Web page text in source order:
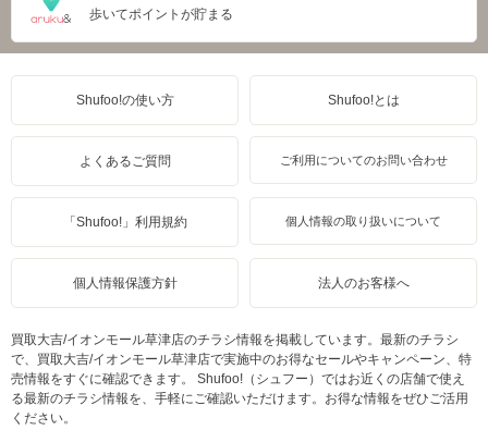
歩いてポイントが貯まる
Shufoo!の使い方 Shufoo!とは
よくあるご質問 ご利用についてのお問い合わせ
「Shufoo!」利用規約 個人情報の取り扱いについて
個人情報保護方針 法人のお客様へ
買取大吉/イオンモール草津店のチラシ情報を掲載しています。最新のチラシ
で、買取大吉/イオンモール草津店で実施中のお得なセールやキャンペーン、特
売情報をすぐに確認できます。 Shufoo!（シュフー）ではお近くの店舗で使え
る最新のチラシ情報を、手軽にご確認いただけます。お得な情報をぜひご活用
ください。